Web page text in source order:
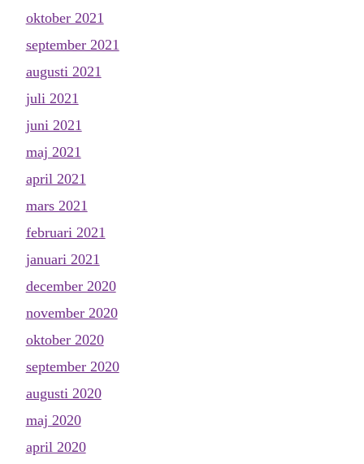
oktober 2021
september 2021
augusti 2021
juli 2021
juni 2021
maj 2021
april 2021
mars 2021
februari 2021
januari 2021
december 2020
november 2020
oktober 2020
september 2020
augusti 2020
maj 2020
april 2020